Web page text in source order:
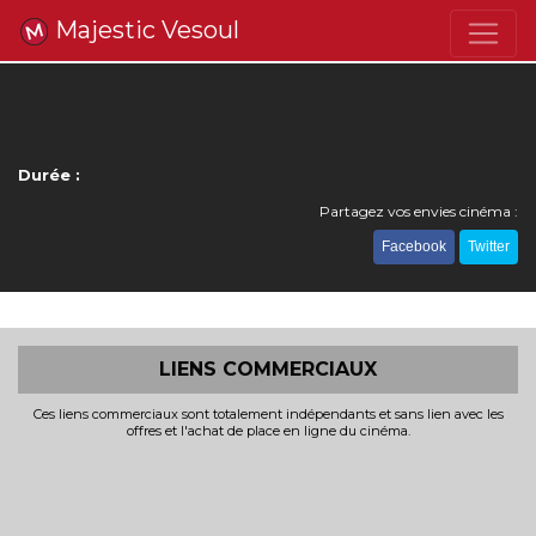
Majestic Vesoul
Durée :
Partagez vos envies cinéma :
Facebook Twitter
LIENS COMMERCIAUX
Ces liens commerciaux sont totalement indépendants et sans lien avec les
offres et l'achat de place en ligne du cinéma.